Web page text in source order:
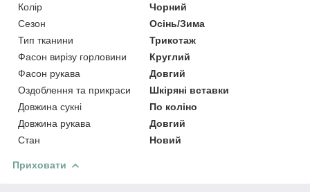
Колір
Чорний
Сезон
Осінь/Зима
Тип тканини
Трикотаж
Фасон вирізу горловини
Круглий
Фасон рукава
Довгий
Оздоблення та прикраси
Шкіряні вставки
Довжина сукні
По коліно
Довжина рукава
Довгий
Стан
Новий
Приховати